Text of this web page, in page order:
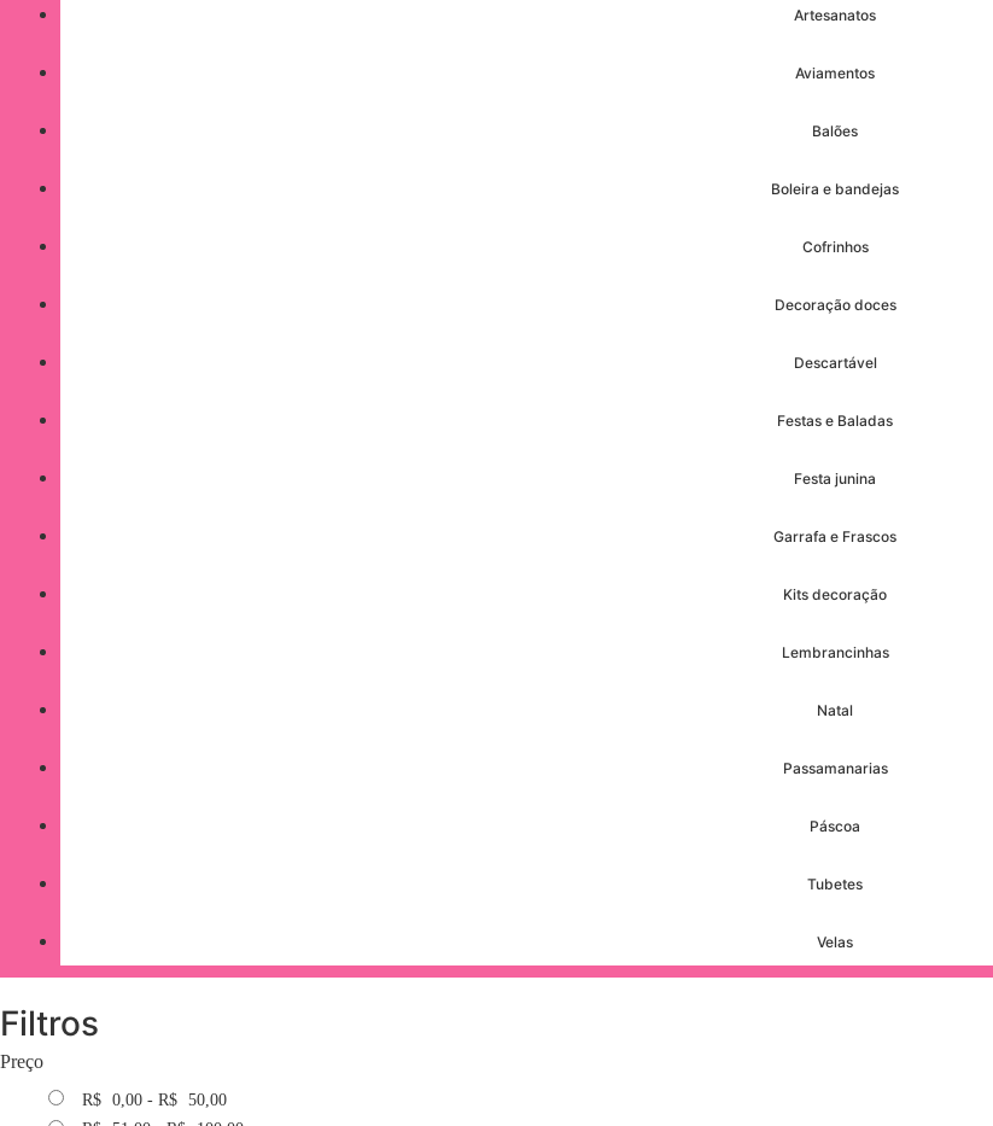
Artesanatos
Aviamentos
Balões
Boleira e bandejas
Cofrinhos
Decoração doces
Descartável
Festas e Baladas
Festa junina
Garrafa e Frascos
Kits decoração
Lembrancinhas
Natal
Passamanarias
Páscoa
Tubetes
Velas
Filtros
Preço
R$ 0,00 - R$ 50,00